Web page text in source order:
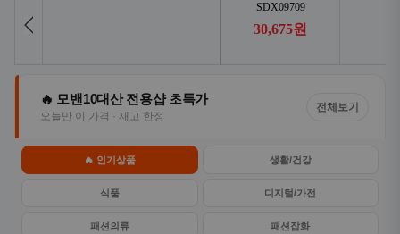
🔥 모밴10대산 전용샵 초특가
오늘만 이 가격 · 재고 한정
전체보기
🔥 인기상품 생활/건강
식품 디지털/가전
패션의류 패션잡화